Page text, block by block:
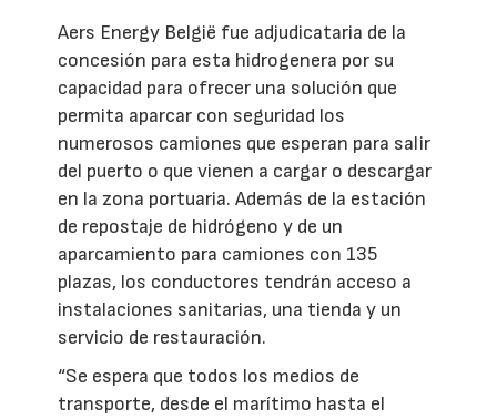
Aers Energy België fue adjudicataria de la
concesión para esta hidrogenera por su
capacidad para ofrecer una solución que
permita aparcar con seguridad los
numerosos camiones que esperan para salir
del puerto o que vienen a cargar o descargar
en la zona portuaria. Además de la estación
de repostaje de hidrógeno y de un
aparcamiento para camiones con 135
plazas, los conductores tendrán acceso a
instalaciones sanitarias, una tienda y un
servicio de restauración.
“Se espera que todos los medios de
transporte, desde el marítimo hasta el